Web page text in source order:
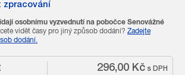
zpracování
osobnímu vyzvednutí na pobočce Senovážné
vidět časy pro jiný způsob dodání? Zadejte
dodání.
296,00 Kčs DPH